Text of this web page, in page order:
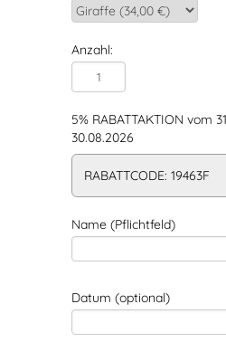
Anzahl:
5% RABATTAKTION vom
30.08.2026
RABATTCODE: 19463F
Name (Pflichtfeld)
Datum (optional)